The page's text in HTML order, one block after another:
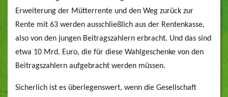
Erweiterung der Mütterrente und den Weg zurück zur
Rente mit 63 werden ausschließlich aus der Rentenkasse,
also von den jungen Beitragszahlern erbracht. Und das sind
etwa 10 Mrd. Euro, die für diese Wahlgeschenke von den
Beitragszahlern aufgebracht werden müssen.
Sicherlich ist es überlegenswert, wenn die Gesellschaft